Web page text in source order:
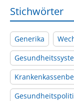
Stichwörter
Generika